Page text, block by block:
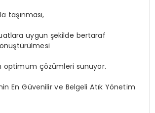
taşınması,
uygun şekilde bertaraf
optimum çözümleri sunuyor.
En Güvenilir ve Belgeli Atık Yönetim